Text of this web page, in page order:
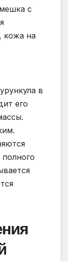
с
кожа на
в
его